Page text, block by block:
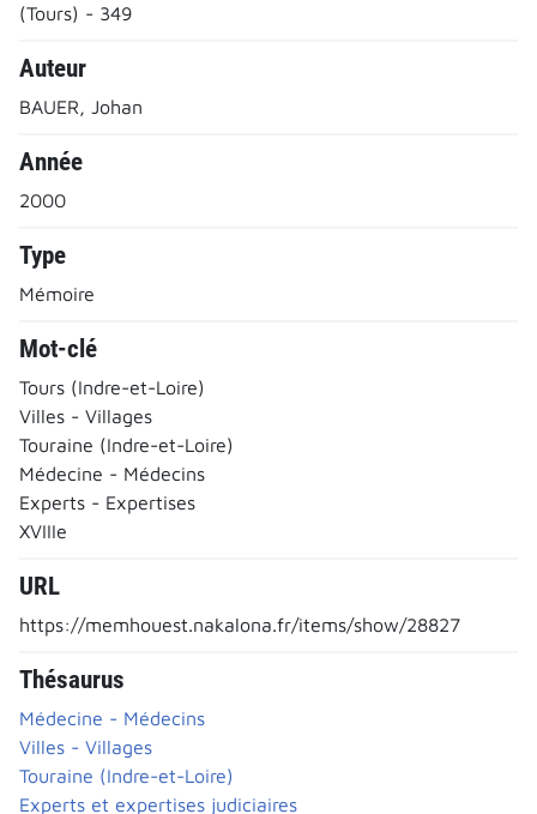
(Tours) - 349
Auteur
BAUER, Johan
Année
2000
Type
Mémoire
Mot-clé
Tours (Indre-et-Loire)
Villes - Villages
Touraine (Indre-et-Loire)
Médecine - Médecins
Experts - Expertises
XVIIIe
URL
https://memhouest.nakalona.fr/items/show/28827
Thésaurus
Médecine - Médecins
Villes - Villages
Touraine (Indre-et-Loire)
Experts et expertises judiciaires